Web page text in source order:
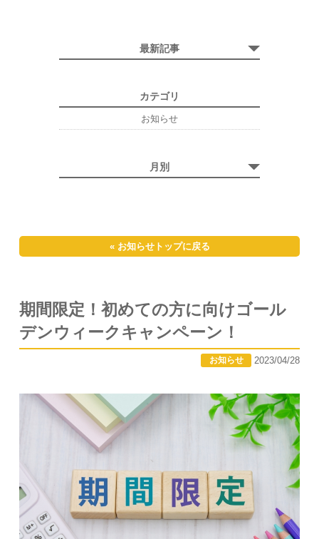
最新記事
カテゴリ
お知らせ
月別
« お知らせトップに戻る
期間限定！初めての方に向けゴール
デンウィークキャンペーン！
お知らせ 2023/04/28